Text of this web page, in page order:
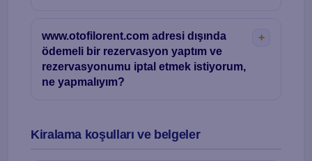
www.otofilorent.com adresi dışında
ödemeli bir rezervasyon yaptım ve
rezervasyonumu iptal etmek istiyorum,
ne yapmalıyım?
Kiralama koşulları ve belgeler